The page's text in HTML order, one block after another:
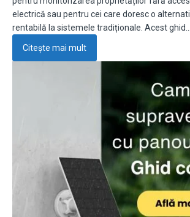
electrică sau pentru cei care doresc o
rentabilă la sistemele tradiționale. Acest ghid…
Citește mai mult